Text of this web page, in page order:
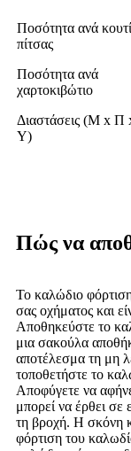
Ποσότητα ανά κουτί
πίτσας
Ποσότητα ανά
χαρτοκιβώτιο
Διαστάσεις (Μ x Π
Υ)
Πώς να
Το καλώδιο
σας οχήματος και
Αποθηκεύστε το
μια σακούλα
αποτέλεσμα τη μη
τοποθετήστε το
Αποφύγετε να
μπορεί να έρθει σε
τη βροχή. Η σκόνη
φόρτιση του